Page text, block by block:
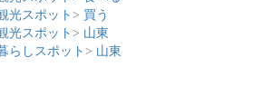
光スポット
買う
光スポット
山東
らしスポット 山東